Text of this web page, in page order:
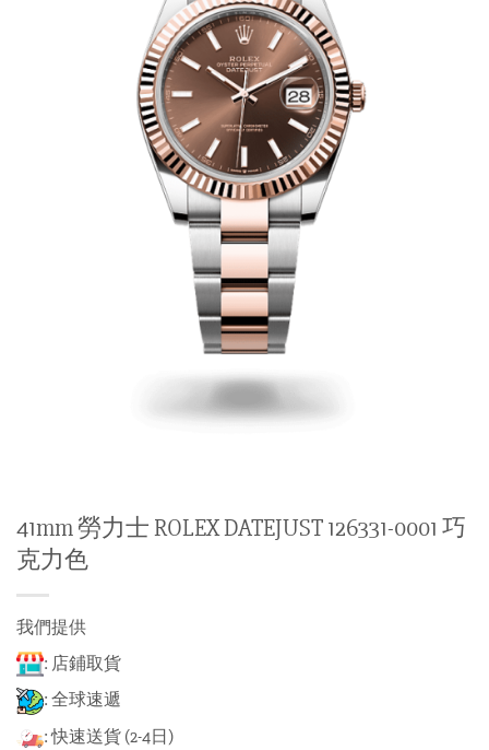
41mm 勞力士 ROLEX DATEJUST 126331-0001 巧
克力色
我們提供
: 店鋪取貨
: 全球速遞
: 快速送貨 (2-4日)